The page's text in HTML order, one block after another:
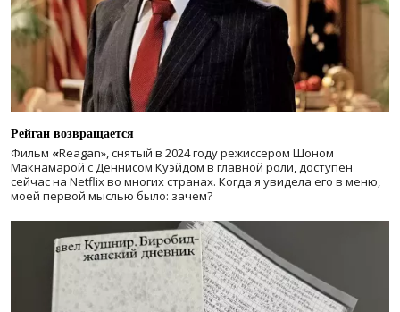
Рейган возвращается
Фильм «Reagan», снятый в 2024 годурежиссером Шоном
Макнамарой с Деннисом Куэйдом в главной роли, доступен
сейчас на Netflix во многих странах. Когда я увидела его в меню,
моей первой мыслью было: зачем?